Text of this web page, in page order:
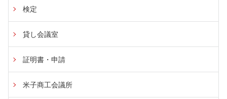
検定
貸し会議室
証明書・申請
米子商工会議所